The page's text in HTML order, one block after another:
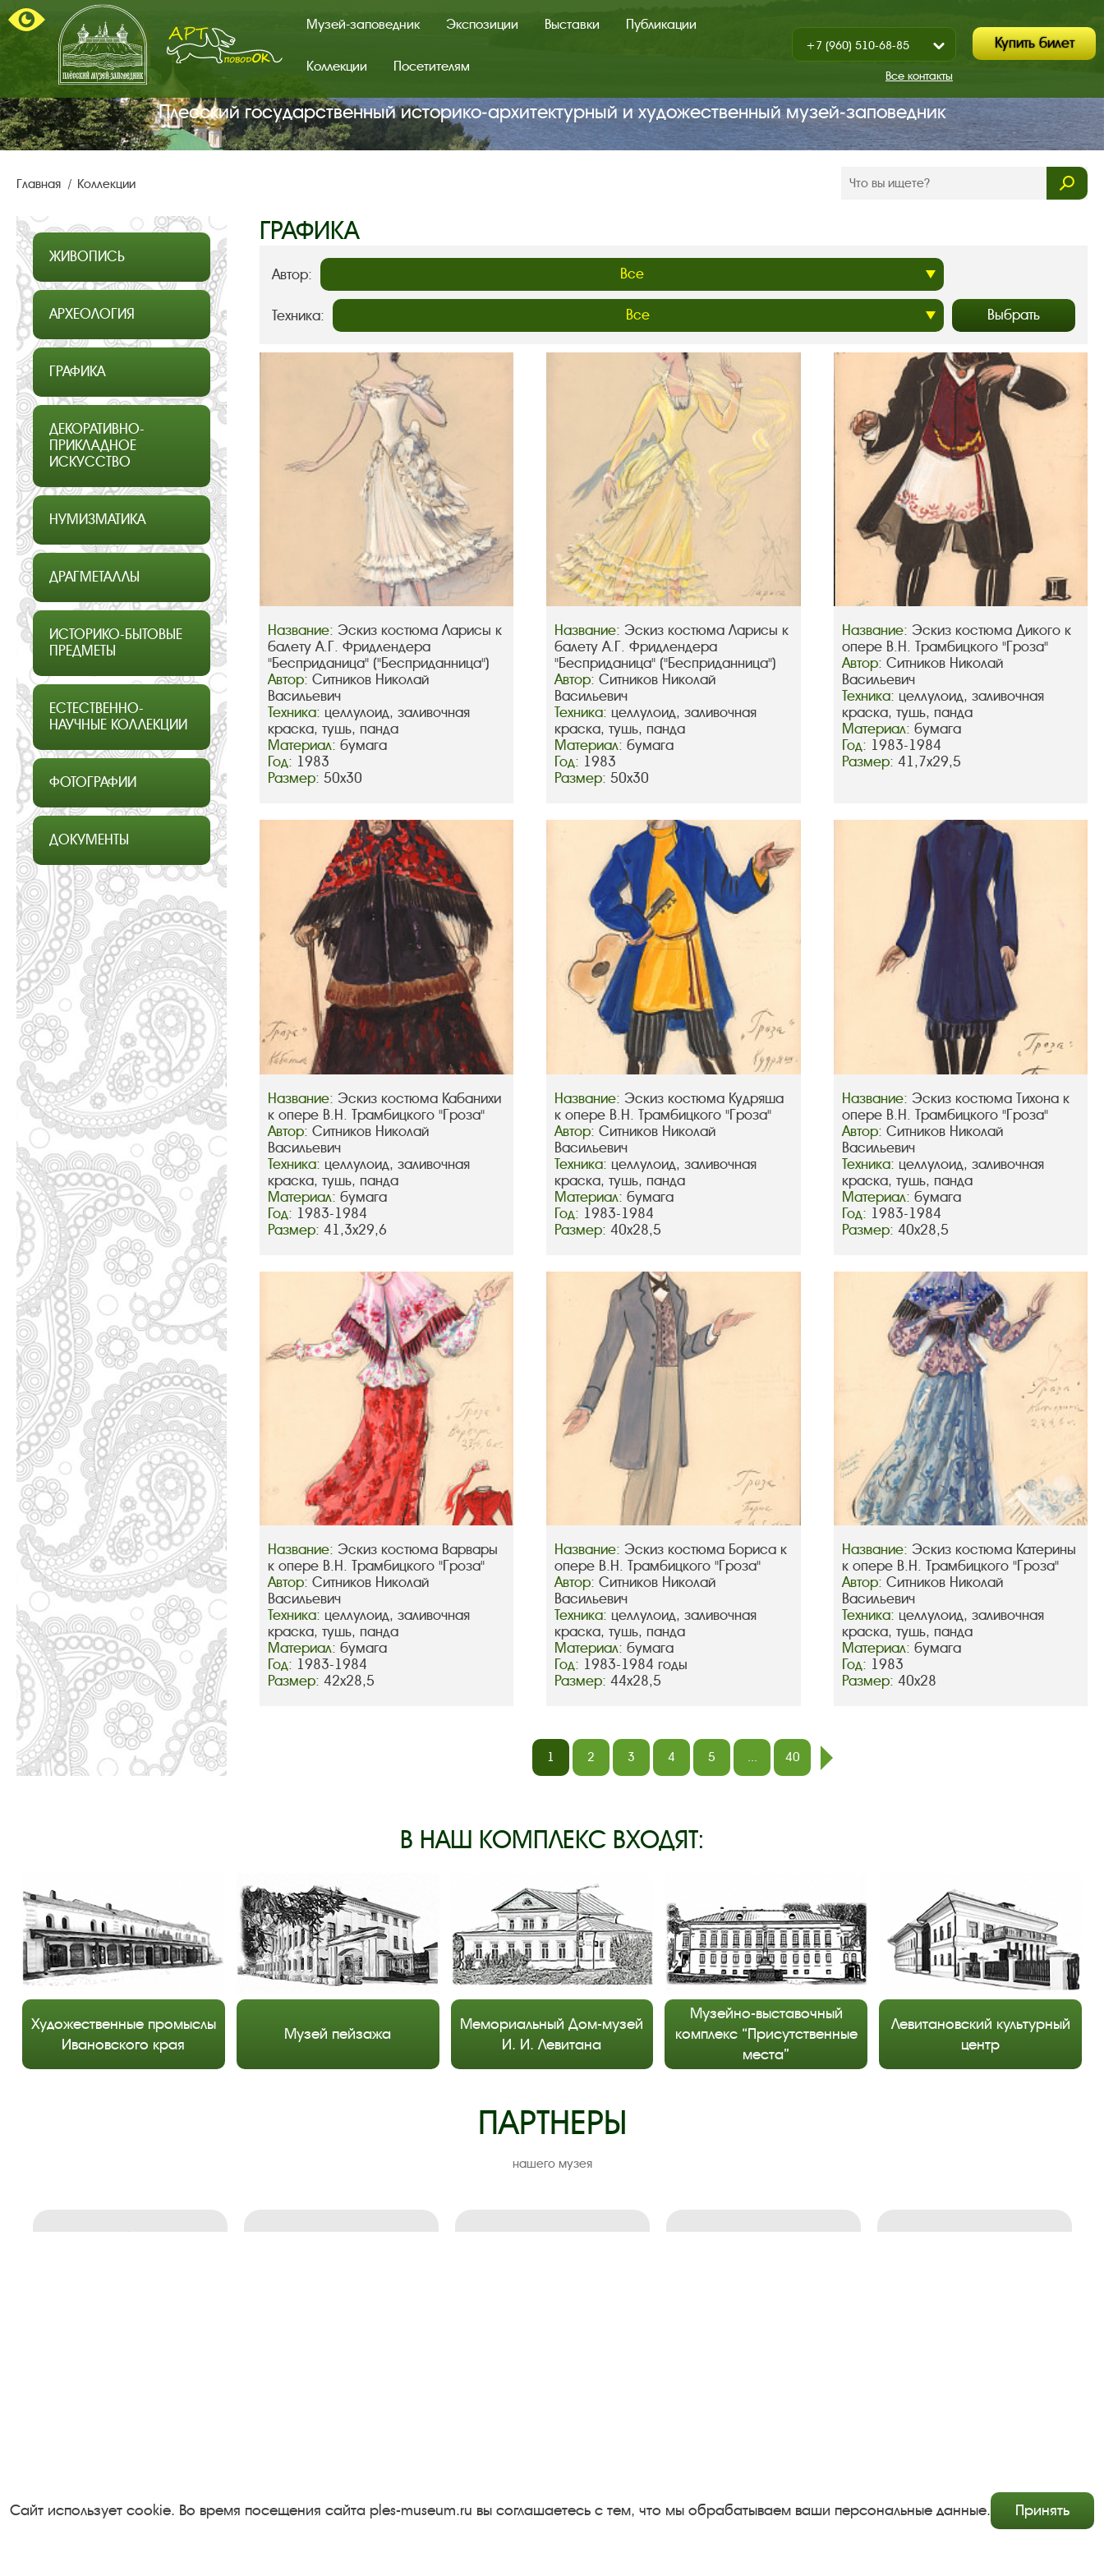
Главная
страница.
поводок.
Музей-заповедник Экспозиции Выставки Публикации
Коллекции Посетителям
Показать
/
Закрыть
+7 (960) 510-68-85
+7 (930) 347-67-70Все контакты
Купить билет
Плесский государственный историко‑архитектурный и художественный музей‑заповедник
Главная Коллекции
ЖИВОПИСЬ
АРХЕОЛОГИЯ
ГРАФИКА
ДЕКОРАТИВНО-
ПРИКЛАДНОЕ
ИСКУССТВО
НУМИЗМАТИКА
ДРАГМЕТАЛЛЫ
ИСТОРИКО-БЫТОВЫЕ
ПРЕДМЕТЫ
ЕСТЕСТВЕННО-
НАУЧНЫЕ КОЛЛЕКЦИИ
ФОТОГРАФИИ
ДОКУМЕНТЫ
ГРАФИКА
Автор:
Техника: Выбрать
Название: Эскиз костюма Ларисы к
балету А.Г. Фридлендера
"Бесприданица" ("Бесприданница")
Автор: Ситников Николай
Васильевич
Техника: целлулоид, заливочная
краска, тушь, панда
Материал: бумага
Год: 1983
Размер: 50х30
Название:Эскиз костюма Ларисы к
балету А.Г. Фридлендера
"Бесприданица" ("Бесприданница")
Автор:Ситников Николай
Васильевич
Техника: целлулоид, заливочная
краска, тушь, панда
Материал:бумага
Год: 1983
Размер:50х30
Название: Эскиз костюма Дикого к
опере В.Н. Трамбицкого "Гроза"
Автор: Ситников Николай
Васильевич
Техника: целлулоид, заливочная
краска, тушь, панда
Материал: бумага
Год: 1983-1984
Размер: 41,7х29,5
Название: Эскиз костюма Кабанихи
к опере В.Н. Трамбицкого "Гроза"
Автор: Ситников Николай
Васильевич
Техника: целлулоид, заливочная
краска, тушь, панда
Материал: бумага
Год: 1983-1984
Размер: 41,3х29,6
Название:Эскиз костюма Кудряша
к опере В.Н. Трамбицкого "Гроза"
Автор:Ситников Николай
Васильевич
Техника: целлулоид, заливочная
краска, тушь, панда
Материал:бумага
Год: 1983-1984
Размер:40х28,5
Название: Эскиз костюма Тихона к
опере В.Н. Трамбицкого "Гроза"
Автор: Ситников Николай
Васильевич
Техника: целлулоид, заливочная
краска, тушь, панда
Материал: бумага
Год: 1983-1984
Размер: 40х28,5
Название: Эскиз костюма Варвары
к опере В.Н. Трамбицкого "Гроза"
Автор: Ситников Николай
Васильевич
Техника: целлулоид, заливочная
краска, тушь, панда
Материал: бумага
Год: 1983-1984
Размер: 42х28,5
Название:Эскиз костюма Бориса к
опере В.Н. Трамбицкого "Гроза"
Автор:Ситников Николай
Васильевич
Техника: целлулоид, заливочная
краска, тушь, панда
Материал:бумага
Год: 1983-1984 годы
Размер:44х28,5
Название: Эскиз костюма Катерины
к опере В.Н. Трамбицкого "Гроза"
Автор: Ситников Николай
Васильевич
Техника: целлулоид, заливочная
краска, тушь, панда
Материал: бумага
Год: 1983
Размер: 40х28
1 2 3 4 5 ...
40
В НАШ КОМПЛЕКС ВХОДЯТ:
Художественные промыслы
Ивановского края
Музей пейзажа
Мемориальный Дом-музей
И. И. Левитана
Музейно-выставочный
комплекс “Присутственные
места”
Левитановский культурный
центр
ПАРТНЕРЫ
нашего музея
Сайт использует cookie. Во время посещения сайта ples-museum.ru вы соглашаетесь с тем, что мы обрабатываем ваши персональные данные. Принять